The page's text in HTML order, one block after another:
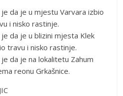
da je u mjestu Varvara izbio
i nisko rastinje.
da je u blizini mjesta Klek
travu i nisko rastinje.
da je na lokalitetu Zahum
reonu Grkašnice.